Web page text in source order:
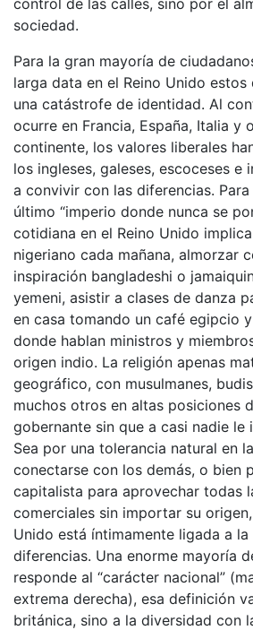
sociedad.
Para la gran mayoría de
larga data en el Reino Unido
una catástrofe de identidad. Al
ocurre en Francia, España, Italia y
continente, los valores liberales
los ingleses, galeses, escoceses e
a convivir con las diferencias.
último “imperio donde nunca se
cotidiana en el Reino Unido
nigeriano cada mañana, almorzar
inspiración bangladeshi o
yemeni, asistir a clases de danza
en casa tomando un café egipcio
donde hablan ministros y
origen indio. La religión apenas
geográfico, con musulmanes,
muchos otros en altas posiciones
gobernante sin que a casi nadie le
Sea por una tolerancia natural en
conectarse con los demás, o bien
capitalista para aprovechar todas
comerciales sin importar su
Unido está íntimamente ligada a
diferencias. Una enorme mayoría
responde al “carácter nacional”
extrema derecha), esa definición
británica, sino a la diversidad con